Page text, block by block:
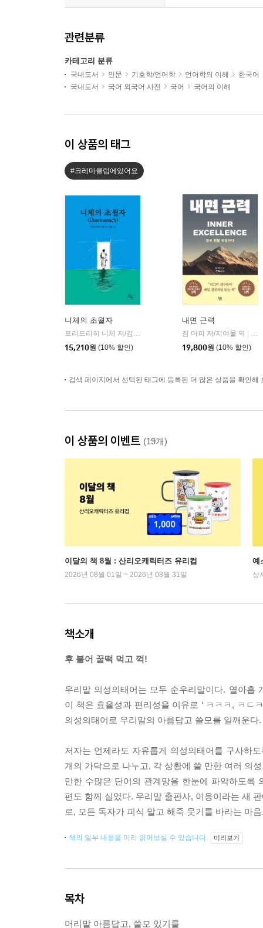
관련분류
카테고리 분류
국내도서 인문 기호학/언어학 언어학의 이해
한국어
국내도서
국어 외국어 사전 국어 국어의 이해
이 상품의 태그
#크레마클럽에있어요
니체의 초월자
프리드리히 니체 저/김철 편역
15,210원 (10% 할인)
내면 근력
짐 머피 저/지여울 역
윌
19,800원 (10% 할인)
검색 페이지에서 선택된 태그에 등록된 더 많은 상품을 확인해
이 상품의 이벤트 (19개)
이달의 책 8월 : 산리오캐릭터즈 유리컵
2026년 08월 01일 ~ 2026년 08월 31일
예
상
책소개
후 불어 꿀떡 먹고 꺽!
우리말 의성의태어는 모두 순우리말이다. 열아홉
이 책은 효율성과 편리성을 이유로 ‘ ㅋㅋㅋ, ㅋㄷ
의성의태어로 우리말의 아름답고 쓸모를 일깨운다.
저자는 언제라도 자유롭게 의성의태어를 구사하
개의 가닥으로 나누고, 각 상황에 쓸 만한 여러 의
만한 수많은 단어의 관계망을 한눈에 파악하도록
편도 함께 실었다. 우리말 출판사, 이응이라는 새
로, 모든 독자가 피식 말고 해죽 웃기를 바라는 마
책의 일부 내용을 미리 읽어보실 수 있습니다. 미리보기
목차
머리말 아름답고, 쓸모 있기를